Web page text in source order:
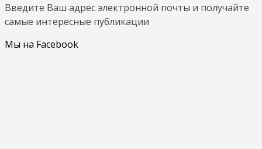
Введите Ваш адрес электронной почты и получайте
самые интересные публикации
Мы на Facebook